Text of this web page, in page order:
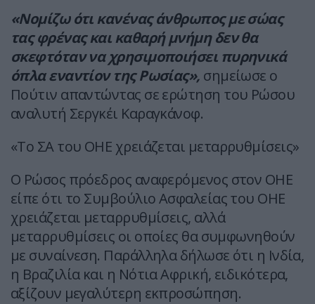
«Νομίζω ότι κανένας άνθρωπος με σώας
τας φρένας και καθαρή μνήμη δεν θα
σκεφτόταν να χρησιμοποιήσει πυρηνικά
όπλα εναντίον της Ρωσίας», σημείωσε ο
Πούτιν απαντώντας σε ερώτηση του Ρώσου
αναλυτή Σεργκέι Καραγκάνοφ.
«Το ΣΑ του ΟΗΕ χρειάζεται μεταρρυθμίσεις»
Ο Ρώσος πρόεδρος αναφερόμενος στον ΟΗΕ
είπε ότι το Συμβούλιο Ασφαλείας του ΟΗΕ
χρειάζεται μεταρρυθμίσεις, αλλά
μεταρρυθμίσεις οι οποίες θα συμφωνηθούν
με συναίνεση. Παράλληλα δήλωσε ότι η Ινδία,
η Βραζιλία και η Νότια Αφρική, ειδικότερα,
αξίζουν μεγαλύτερη εκπροσώπηση.